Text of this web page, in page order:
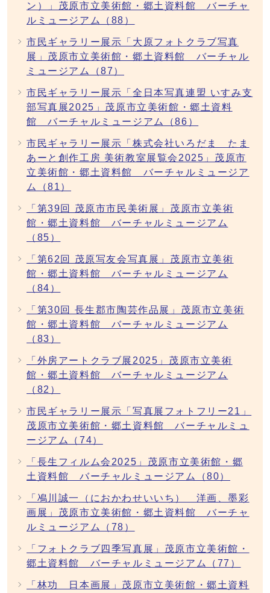
ン）」茂原市立美術館・郷土資料館 バーチャ
ルミュージアム（88）
市民ギャラリー展示「大原フォトクラブ写真
展」茂原市立美術館・郷土資料館 バーチャル
ミュージアム（87）
市民ギャラリー展示「全日本写真連盟 いすみ支
部写真展2025」茂原市立美術館・郷土資料
館 バーチャルミュージアム（86）
市民ギャラリー展示「株式会社いろだま たま
あーと創作工房 美術教室展覧会2025」茂原市
立美術館・郷土資料館 バーチャルミュージア
ム（81）
「第39回 茂原市市民美術展」茂原市立美術
館・郷土資料館 バーチャルミュージアム
（85）
「第62回 茂原写友会写真展」茂原市立美術
館・郷土資料館 バーチャルミュージアム
（84）
「第30回 長生郡市陶芸作品展」茂原市立美術
館・郷土資料館 バーチャルミュージアム
（83）
「外房アートクラブ展2025」茂原市立美術
館・郷土資料館 バーチャルミュージアム
（82）
市民ギャラリー展示「写真展フォトフリー21」
茂原市立美術館・郷土資料館 バーチャルミュ
ージアム（74）
「長生フィルム会2025」茂原市立美術館・郷
土資料館 バーチャルミュージアム（80）
「鳰川誠一（におかわせいいち） 洋画、墨彩
画展」茂原市立美術館・郷土資料館 バーチャ
ルミュージアム（78）
「フォトクラブ四季写真展」茂原市立美術館・
郷土資料館 バーチャルミュージアム（77）
「林功 日本画展」茂原市立美術館・郷土資料